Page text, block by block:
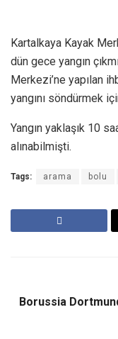
Kartalkaya Kayak
dün gece yangın
Merkezi’ne yapılan
yangını söndürmek
Yangın yaklaşık 10
alınabilmişti.
Tags: arama bolu
Borussia